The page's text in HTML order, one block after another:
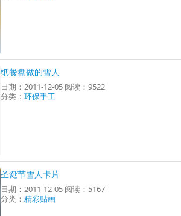
纸餐盘做的雪人
日期：2011-12-05 阅读：9522
分类：环保手工
圣诞节雪人卡片
日期：2011-12-05 阅读：5167
分类：精彩贴画